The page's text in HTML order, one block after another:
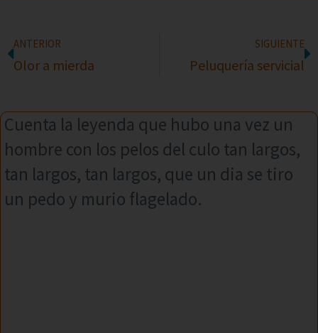
ANTERIOR
Olor a mierda
SIGUIENTE
Peluquería servicial
Cuenta la leyenda que hubo una vez un
hombre con los pelos del culo tan largos,
tan largos, tan largos, que un dia se tiro
un pedo y murio flagelado.